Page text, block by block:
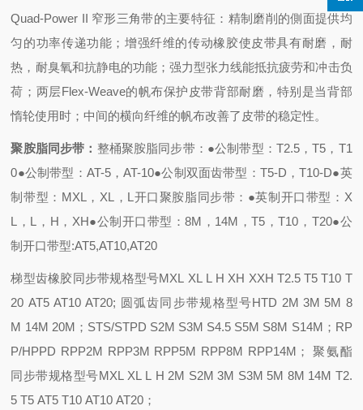
Quad-Power II 窄形三角带的主要特征：精制磨削的側面提供均
匀的功率传递功能；增强纤维的传动橡胶使皮带具有耐磨，耐
热，耐臭氧和抗静电的功能；强力型张力线能抵抗疲劳和冲击负
荷；两层Flex-Weave的帆布保护皮带背部耐磨，特别是当背部
惰轮使用时；中间的横向纤维的帆布改善了皮带的稳定性。
聚胺脂同步带： 整桶聚胺脂同步带： ●公制带型：T2.5，T5，T1
0●公制带型：AT-5，AT-10●公制双面齿带型：T5-D，T10-D●英
制带型：MXL，XL，L 开口聚胺脂同步带： ●英制开口带型：X
L，L，H，XH●公制开口带型：8M，14M，T5，T10，T20●公
制开口带型:AT5,AT10,AT20
梯型齿橡胶同步带规格型号MXL XL L H XH XXH T2.5 T5 T10 T
20 AT5 AT10 AT20; 圆弧齿同步带规格型号HTD 2M 3M 5M 8
M 14M 20M；STS/STPD S2M S3M S4.5 S5M S8M S14M；RP
P/HPPD RPP2M RPP3M RPP5M RPP8M RPP14M；
聚氨酯
同步带规格型号MXL XL L H 2M S2M 3M S3M 5M 8M 14M T2.
5 T5 AT5 T10 AT10 AT20；